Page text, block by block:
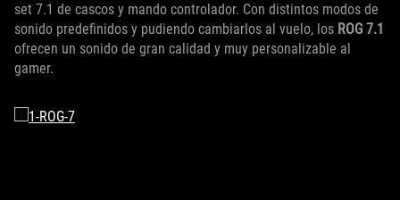
set 7.1 de cascos y mando controlador. Con distintos modos de
sonido predefinidos y pudiendo cambiarlos al vuelo, los ROG 7.1
ofrecen un sonido de gran calidad y muy personalizable al
gamer.